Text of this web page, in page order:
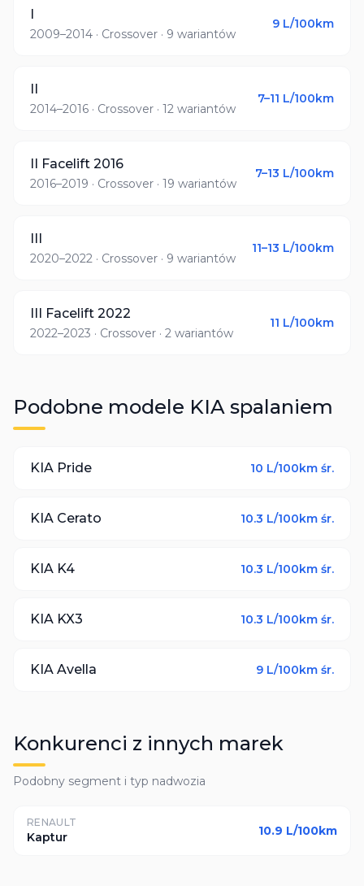
I
2009–2014 · Crossover · 9 wariantów
9 L/100km
II
2014–2016 · Crossover · 12 wariantów
7–11 L/100km
II Facelift 2016
2016–2019 · Crossover · 19 wariantów
7–13 L/100km
III
2020–2022 · Crossover · 9 wariantów
11–13 L/100km
III Facelift 2022
2022–2023 · Crossover · 2 wariantów
11 L/100km
Podobne modele KIA spalaniem
KIA Pride 10 L/100km śr.
KIA Cerato 10.3 L/100km śr.
KIA K4 10.3 L/100km śr.
KIA KX3 10.3 L/100km śr.
KIA Avella 9 L/100km śr.
Konkurenci z innych marek
Podobny segment i typ nadwozia
RENAULT
Kaptur 10.9 L/100km